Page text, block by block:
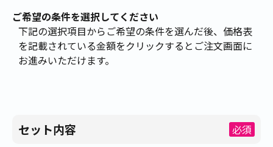
ご希望の条件を選択してください
下記の選択項目からご希望の条件を選んだ後、価格表
を記載されている金額をクリックするとご注文画面に
お進みいただけます。
セット内容
必須